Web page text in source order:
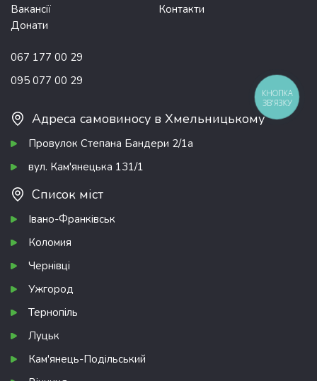
Вакансії
Контакти
Донати
067 177 00 29
095 077 00 29
Адреса самовиносу в Хмельницькому
Провулок Степана Бандери 2/1а
вул. Кам'янецька 131/1
Список міст
Івано-Франківськ
Коломия
Чернівці
Ужгород
Тернопіль
Луцьк
Кам'янець-Подільський
КНОПКА
ЗВ'ЯЗКУ